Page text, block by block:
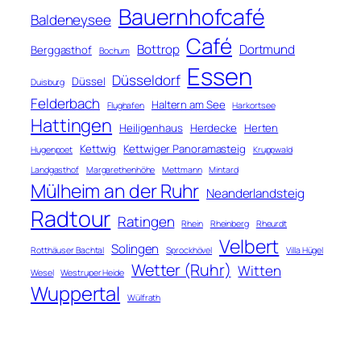
Baldeneysee Bauernhofcafé
Berggasthof Bochum Bottrop Café Dortmund
Duisburg Düssel Düsseldorf Essen
Felderbach Flughafen Haltern am See Harkortsee
Hattingen Heiligenhaus Herdecke Herten
Hugenpoet Kettwig Kettwiger Panoramasteig
Kruppwald
Landgasthof
Margarethenhöhe Mettmann Mintard
Mülheim an der Ruhr Neanderlandsteig
Radtour Ratingen Rhein Rheinberg Rheurdt
Rotthäuser Bachtal Solingen Sprockhövel Velbert
Villa Hügel
Wesel
Westruper Heide Wetter (Ruhr) Witten
Wuppertal Wülfrath